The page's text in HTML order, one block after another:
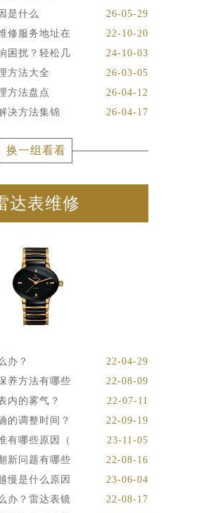
是什么
26-05-29
修服务地址在
22-10-20
困扰？轻松几
24-10-03
方法大全
26-03-05
方法盘点
26-04-12
决方法集锦
26-04-17
换一组看看
达表维修
办？
22-04-29
养方法有哪些
22-08-09
内的雾气？
22-07-11
的调整时间？
22-09-19
有哪些原因（
23-11-05
新问题有哪些
22-08-16
慢是什么原因
23-06-04
办？雷达表镜
22-08-17